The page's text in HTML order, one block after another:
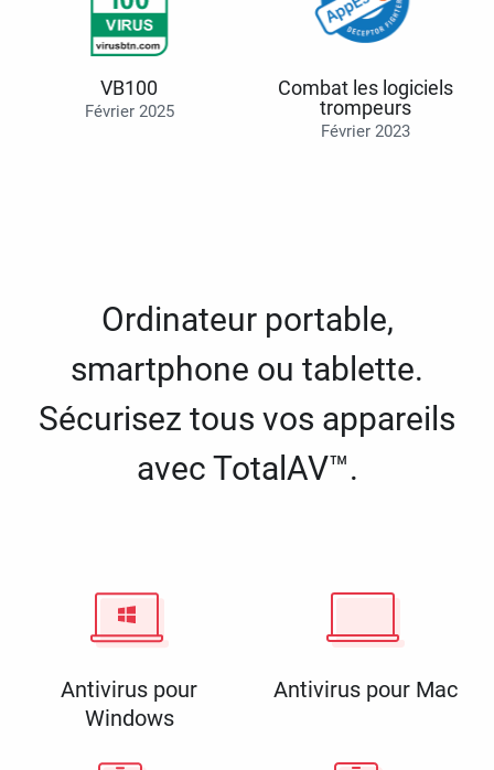
VB100
Février 2025
Combat les logiciels
trompeurs
Février 2023
Ordinateur portable,
smartphone ou tablette.
Sécurisez tous vos appareils
avec TotalAV™.
Antivirus pour
Windows
Antivirus pour Mac